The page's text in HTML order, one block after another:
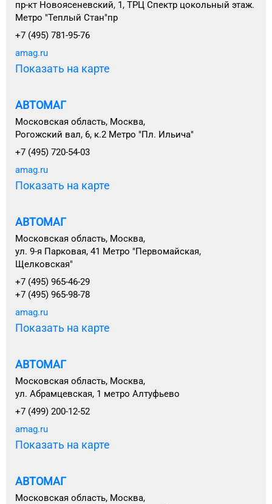
пр-кт Новоясеневский, 1, ТРЦ Спектр цокольный этаж.
Метро "Теплый Стан"пр
+7 (495) 781-95-76
amag.ru
Показать на карте
АВТОМАГ
Московская область, Москва,
Рогожский вал, 6, к.2 Метро "Пл. Ильича"
+7 (495) 720-54-03
amag.ru
Показать на карте
АВТОМАГ
Московская область, Москва,
ул. 9-я Парковая, 41 Метро "Первомайская,
Щелковская"
+7 (495) 965-46-29
+7 (495) 965-98-78
amag.ru
Показать на карте
АВТОМАГ
Московская область, Москва,
ул. Абрамцевская, 1 метро Алтуфьево
+7 (499) 200-12-52
amag.ru
Показать на карте
АВТОМАГ
Московская область, Москва,